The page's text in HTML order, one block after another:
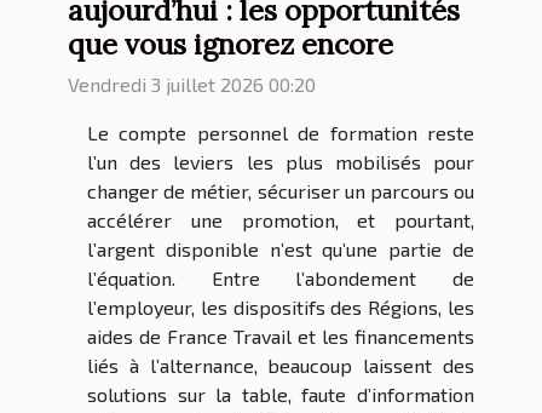
aujourd’hui : les opportunités
que vous ignorez encore
Vendredi 3 juillet 2026 00:20
Le compte personnel de formation reste
l’un des leviers les plus mobilisés pour
changer de métier, sécuriser un parcours ou
accélérer une promotion, et pourtant,
l’argent disponible n’est qu’une partie de
l’équation. Entre l’abondement de
l’employeur, les dispositifs des Régions, les
aides de France Travail et les financements
liés à l’alternance, beaucoup laissent des
solutions sur la table, faute d’information